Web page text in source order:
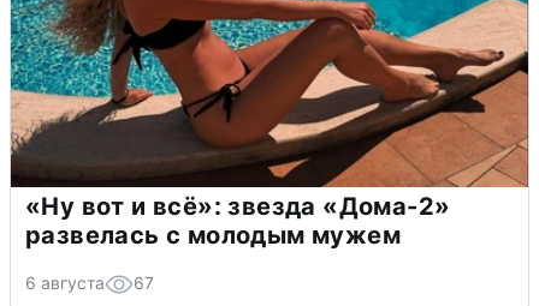
«Ну вот и всё»: звезда «Дома-2»
развелась с молодым мужем
6 августа 67